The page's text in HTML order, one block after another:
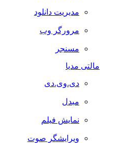
مدیریت دانلود
مرورگر وب
مسنجر
مالتی مدیا
دی.وی.دی
مبدل
نمایش فیلم
ویرایشگر صوت